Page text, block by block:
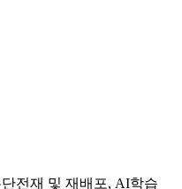
전재 및 재배포, AI학습